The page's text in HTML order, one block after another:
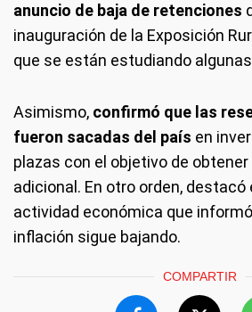
anuncio de baja de retenciones
inauguración de la Exposición
que se están estudiando
Asimismo, confirmó que las
fueron sacadas del país en
plazas con el objetivo de
adicional. En otro orden, destacó
actividad económica que
inflación sigue bajando.
COMPARTIR